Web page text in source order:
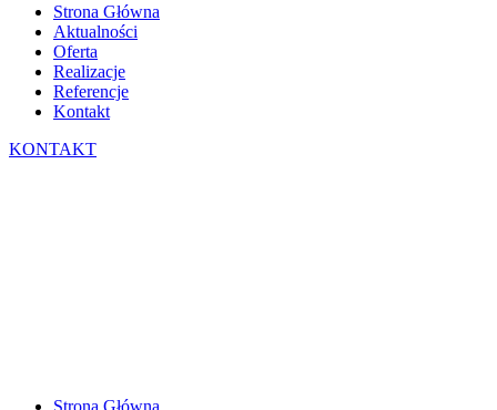
Strona Główna
Aktualności
Oferta
Realizacje
Referencje
Kontakt
KONTAKT
Strona Główna